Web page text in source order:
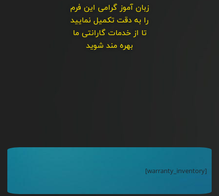
زبان آموز گرامی این فرم
را به دقت تکمیل نمایید
تا از خدمات گارانتی ما
بهره مند شوید
[warranty_inventory]